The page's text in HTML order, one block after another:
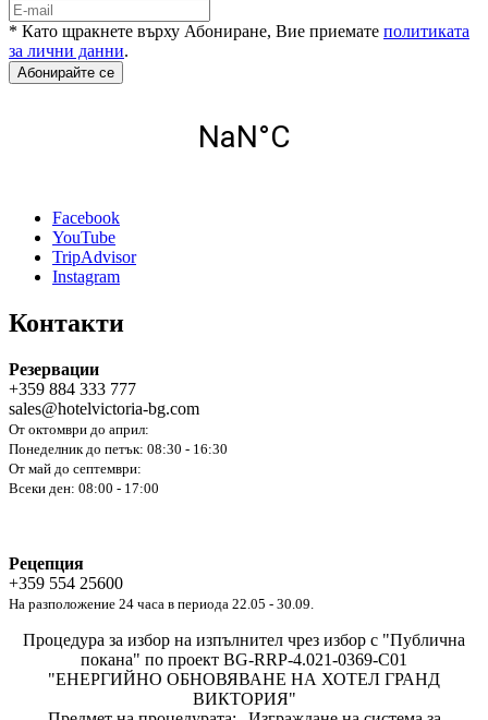
* Като щракнете върху Абониране, Вие приемате политиката
за лични данни.
Абонирайте се
Facebook
YouTube
TripAdvisor
Instagram
Контакти
Резервации
+359 884 333 777
sales@hotelvictoria-bg.com
От октомври до април:
Понеделник до петък: 08:30 - 16:30
От май до септември:
Всеки ден: 08:00 - 17:00
Рецепция
+359 554 25600
На разположение 24 часа в периода 22.05 - 30.09.
Процедура за избор на изпълнител чрез избор с "Публична
покана" по проект BG-RRP-4.021-0369-C01
"ЕНЕРГИЙНО ОБНОВЯВАНЕ НА ХОТЕЛ ГРАНД
ВИКТОРИЯ"